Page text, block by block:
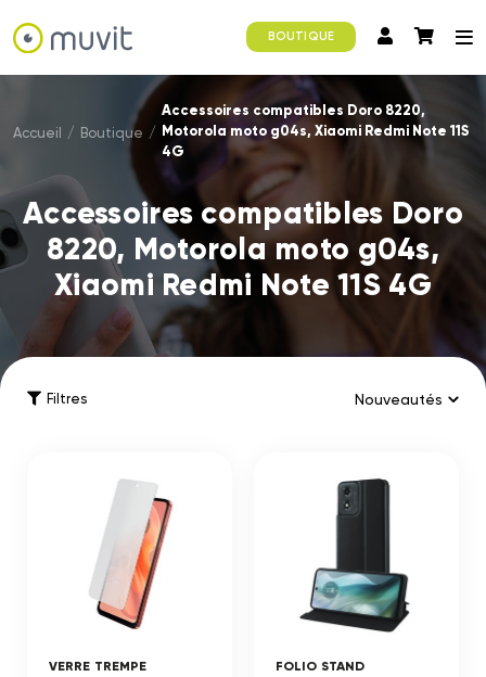
BOUTIQUE
Accueil / Boutique /
Accessoires compatibles Doro 8220,
Motorola moto g04s, Xiaomi Redmi Note 11S
4G
Accessoires compatibles Doro
8220, Motorola moto g04s,
Xiaomi Redmi Note 11S 4G
Filtres
VERRE TREMPE
FOLIO STAND